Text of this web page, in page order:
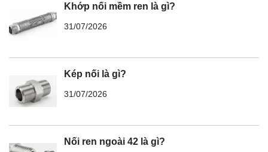
Khớp nối mềm ren là gì?
31/07/2026
Kép nối là gì?
31/07/2026
Nối ren ngoài 42 là gì?